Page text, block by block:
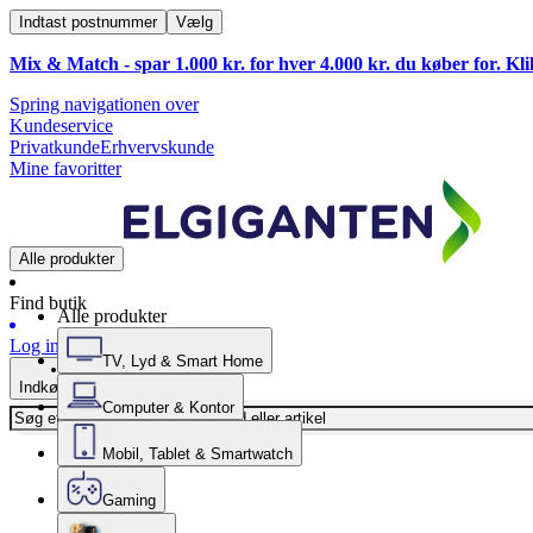
Indtast postnummer Vælg
Mix & Match - spar 1.000 kr. for hver 4.000 kr. du køber for.
Spring navigationen over
Kundeservice
PrivatkundeErhvervskunde
Mine favoritter
Alle produkter
Find butik
Log ind
Indkøbskurv
Alle produkter
TV, Lyd & Smart Home
Computer & Kontor
Mobil, Tablet & Smartwatch
Gaming